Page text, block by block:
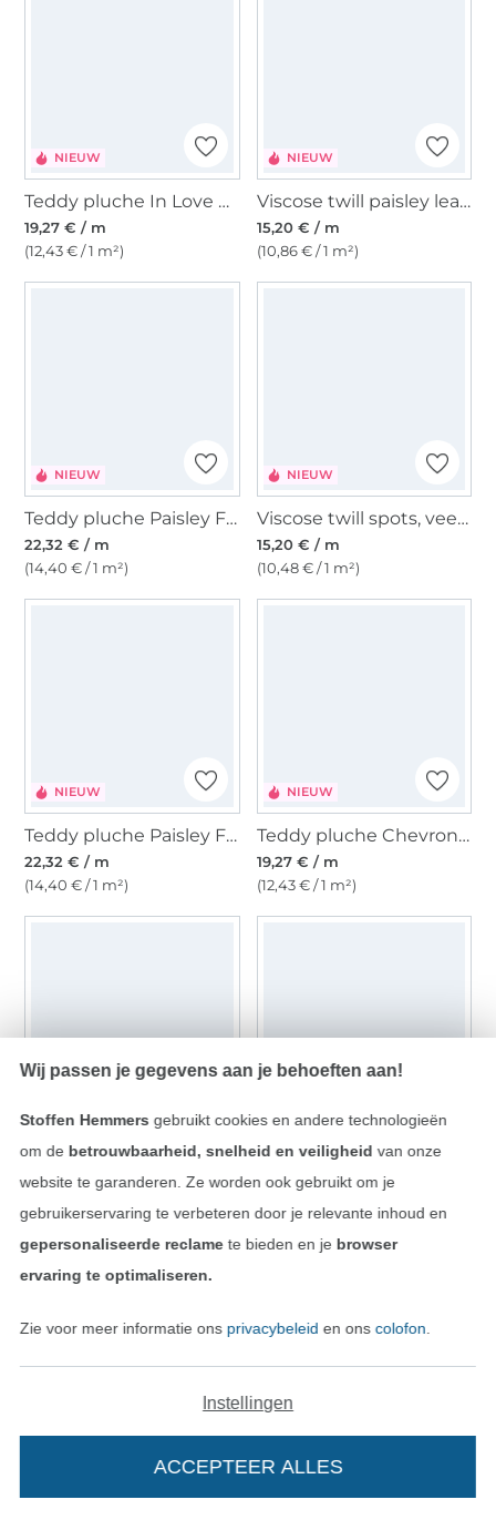
NIEUW
Teddy pluche In Love with Leo, oranje
19,27 € / m
(12,43 € / 1 m²)
NIEUW
Viscose twill paisley leaves, petrol
15,20 € / m
(10,86 € / 1 m²)
NIEUW
Teddy pluche Paisley Flowers, petrol
22,32 € / m
(14,40 € / 1 m²)
NIEUW
Viscose twill spots, veelkleurig
15,20 € / m
(10,48 € / 1 m²)
NIEUW
Teddy pluche Paisley Flowers, bordeauxrood
22,32 € / m
(14,40 € / 1 m²)
NIEUW
Teddy pluche Chevron Power
19,27 € / m
(12,43 € / 1 m²)
Viscose twill brushed leaves, magenta
15,20 € / m
19,27 € / m
Teddy pluche Cute Hearts, beige
19,27 € / m
15,20 € / m
Wij passen je gegevens aan je behoeften aan!
Stoffen Hemmers gebruikt cookies en andere technologieën
om de betrouwbaarheid, snelheid en veiligheid van onze
website te garanderen. Ze worden ook gebruikt om je
gebruikerservaring te verbeteren door je relevante inhoud en
gepersonaliseerde reclamete bieden en je browser
ervaring te optimaliseren.
Zie voor meer informatie ons privacybeleid en ons colofon
Instellingen
ACCEPTEER ALLES